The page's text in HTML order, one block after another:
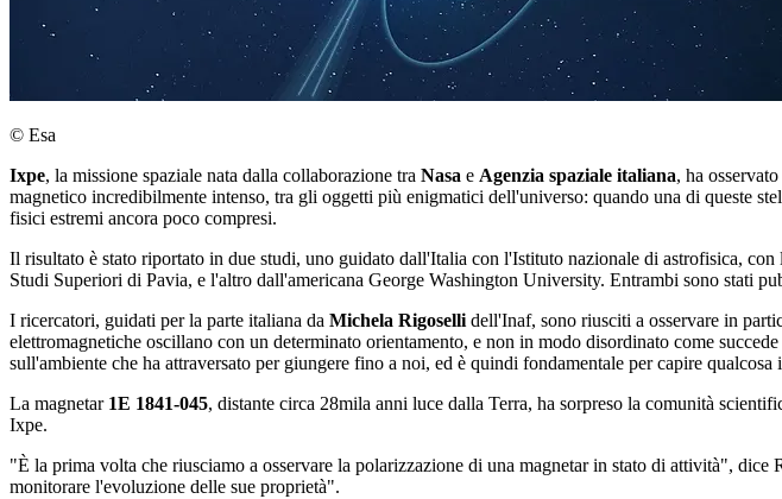
© Esa
Ixpe, la missione spaziale nata dalla collaborazione tra Nasa e Agenzia spaziale italiana, ha
magnetico incredibilmente intenso, tra gli oggetti più enigmatici dell'universo: quando una di queste
fisici estremi ancora poco compresi.
Il risultato è stato riportato in due studi, uno guidato dall'Italia con l'Istituto nazionale di astrofisica,
Studi Superiori di Pavia, e l'altro dall'americana George Washington University. Entrambi sono stati
I ricercatori, guidati per la parte italiana da Michela Rigoselli dell'Inaf, sono riusciti a osservare in
elettromagnetiche oscillano con un determinato orientamento, e non in modo disordinato come
sull'ambiente che ha attraversato per giungere fino a noi, ed è quindi fondamentale per capire
La magnetar 1E 1841-045, distante circa 28mila anni luce dalla Terra, ha sorpreso la comunità
Ixpe.
"È la prima volta che riusciamo a osservare la polarizzazione di una magnetar in stato di attività",
monitorare l'evoluzione delle sue proprietà".